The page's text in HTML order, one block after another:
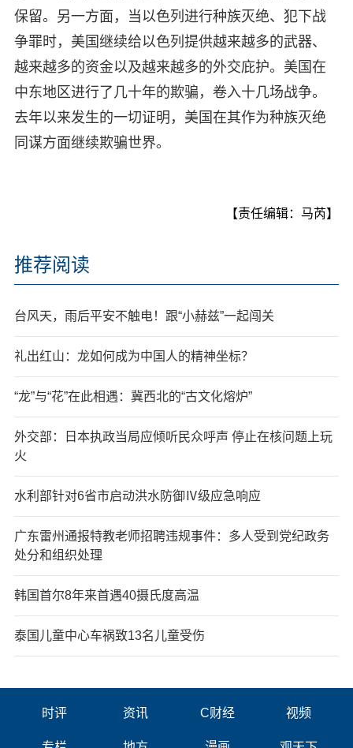
保留。另一方面，当以色列进行种族灭绝、犯下战
争罪时，美国继续给以色列提供越来越多的武器、
越来越多的资金以及越来越多的外交庇护。美国在
中东地区进行了几十年的欺骗，卷入十几场战争。
去年以来发生的一切证明，美国在其作为种族灭绝
同谋方面继续欺骗世界。
【责任编辑：马芮】
推荐阅读
台风天，雨后平安不触电！跟“小赫兹”一起闯关
礼出红山：龙如何成为中国人的精神坐标？
“龙”与“花”在此相遇：冀西北的“古文化熔炉”
外交部：日本执政当局应倾听民众呼声 停止在核问题上玩
火
水利部针对6省市启动洪水防御Ⅳ级应急响应
广东雷州通报特教老师招聘违规事件：多人受到党纪政务
处分和组织处理
韩国首尔8年来首遇40摄氏度高温
泰国儿童中心车祸致13名儿童受伤
时评 资讯 C财经 视频